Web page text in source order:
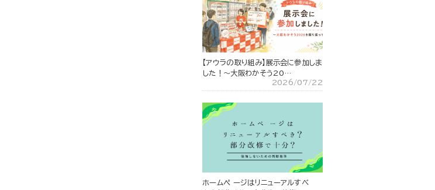
【アウラの取り組み】展示会に参加しま
した！～大阪わかそう20…
2026/07/22
ホームペ ージはリニューアルすべ